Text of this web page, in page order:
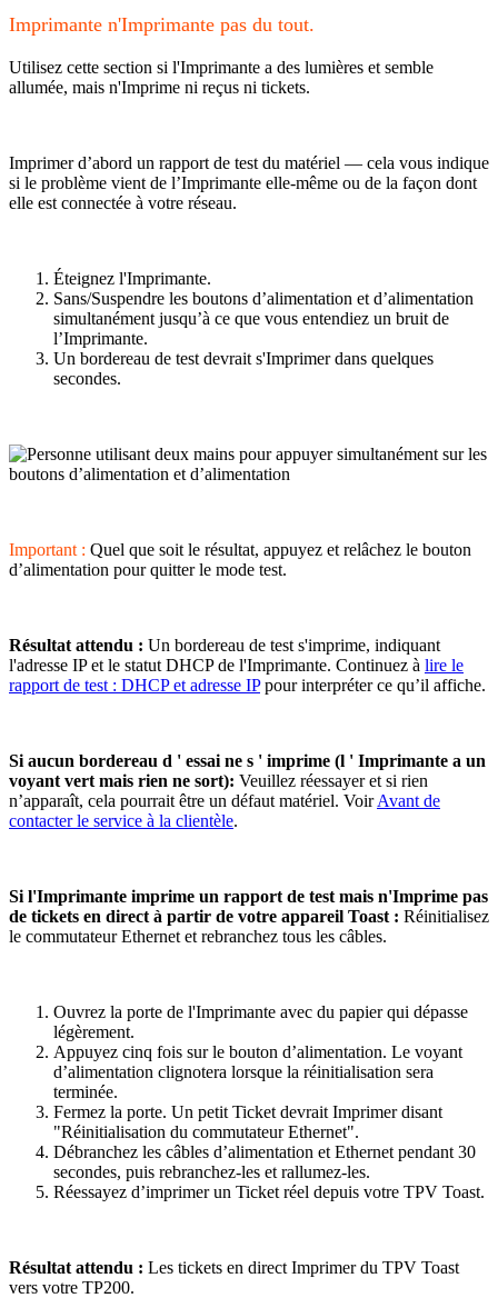
Imprimante n'Imprimante pas du tout.
Utilisez cette section si l'Imprimante a des lumières et semble
allumée, mais n'Imprime ni reçus ni tickets.
Imprimer d’abord un rapport de test du matériel — cela vous indique
si le problème vient de l’Imprimante elle-même ou de la façon dont
elle est connectée à votre réseau.
Éteignez l'Imprimante.
Sans/Suspendre les boutons d’alimentation et d’alimentation
simultanément jusqu’à ce que vous entendiez un bruit de
l’Imprimante.
Un bordereau de test devrait s'Imprimer dans quelques
secondes.
Important : Quel que soit le résultat, appuyez et relâchez le bouton
d’alimentation pour quitter le mode test.
Résultat attendu : Un bordereau de test s'imprime, indiquant
l'adresse IP et le statut DHCP de l'Imprimante. Continuez à lire le
rapport de test : DHCP et adresse IPpour interpréter ce qu’il affiche.
Si aucun bordereau d ' essai ne s ' imprime (l ' Imprimante a un
voyant vert mais rien ne sort): Veuillez réessayer et si rien
n’apparaît, cela pourrait être un défaut matériel. VoirAvant de
contacter le service à la clientèle.
Si l'Imprimante imprime un rapport de test mais n'Imprime pas
de tickets en direct à partir de votre appareil Toast : Réinitialisez
le commutateur Ethernet et rebranchez tous les câbles.
Ouvrez la porte de l'Imprimante avec du papier qui dépasse
légèrement.
Appuyez cinq fois sur le bouton d’alimentation. Le voyant
d’alimentation clignotera lorsque la réinitialisation sera
terminée.
Fermez la porte. Un petit Ticket devrait Imprimer disant
"Réinitialisation du commutateur Ethernet".
Débranchez les câbles d’alimentation et Ethernet pendant 30
secondes, puis rebranchez-les et rallumez-les.
Réessayez d’imprimer un Ticket réel depuis votre TPV Toast.
Résultat attendu : Les tickets en direct Imprimer du TPV Toast
vers votre TP200.